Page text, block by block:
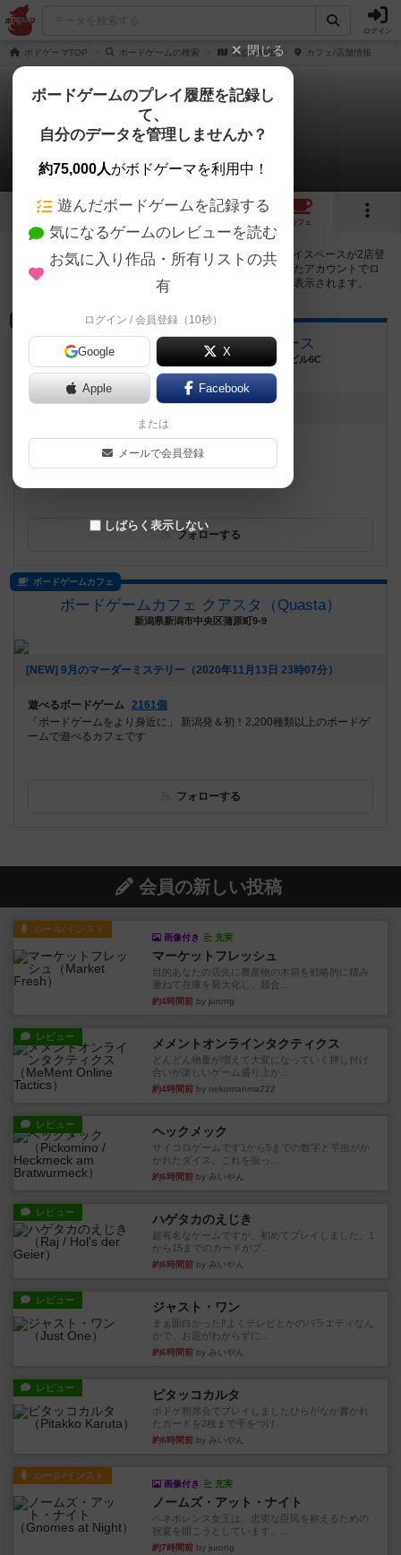
ログイン
ボドゲーマTOP ボードゲームの検索 怪盗GAME カフェ/店舗情報
怪盗GAME
2店のカフェ/スペースが提供中
7 4 1
カフェ
怪盗GAMEで遊ぶことができるボードゲームカフェ・プレイスペースが2店登
録されています。公開プロフィールの都道府県が設定されたアカウントでロ
グインすると、同じ都道府県内の店舗に絞り込むボタンが表示されます。
ボードゲームカフェ
ボードゲームカフェ シュパース
愛知県名古屋市中区栄2丁目2-1 広小路伏見中駒ビル6C
遊べるボードゲーム
フォローする
ボードゲームカフェ
ボードゲームカフェ クアスタ（Quasta）
新潟県新潟市中央区蒲原町9-9
[NEW] 9月のマーダーミステリー（2020年11月13日 23時07分）
遊べるボードゲーム 2161個
「ボードゲームをより身近に」 新潟発＆初！2,200種類以上のボードゲ
ームで遊べるカフェです
フォローする
会員の新しい投稿
ルール/インスト
画像付き 充実
マーケットフレッシュ
目的あなたの店先に農産物の木箱を戦略的に積み
重ねて在庫を最大化し、競合...
約4時間前 by jurong
レビュー メメントオンラインタクティクス
どんどん物量が増えて大変になっていく押し付け
合いが楽しいゲーム盛り上が...
約4時間前 by nekomanma222
レビュー ヘックメック
サイコロゲームです1から5までの数字と芋虫がか
かれたダイス。これを振っ...
約6時間前 by みいやん
レビュー ハゲタカのえじき
超有名なゲームですが、初めてプレイしました。1
から15までのカードがプ...
約6時間前 by みいやん
レビュー ジャスト・ワン
まぁ面白かった‼️よくテレビとかのバラエティなん
かで、お題がわからずに...
約6時間前 by みいやん
レビュー ピタッコカルタ
ボドゲ相席会でプレイしましたひらがなが書かれ
たカードを2枚まで手をつけ...
約6時間前 by みいやん
ルール/インスト
画像付き 充実
ノームズ・アット・ナイト
ベネボレンス女王は、忠実な臣民を称えるための
祝宴を開こうとしています。...
約7時間前 by jurong
閉じる
ボードゲームのプレイ履歴を記録し
て、
自分のデータを管理しませんか？
約75,000人がボドゲーマを利用中！
遊んだボードゲームを記録する
気になるゲームのレビューを読む
お気に入り作品・所有リストの共
有
ログイン / 会員登録（10秒）
Google X
Apple Facebook
または
メールで会員登録
しばらく表示しない